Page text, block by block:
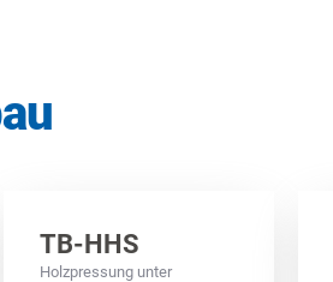
TB-HHS
Holzpressung unter